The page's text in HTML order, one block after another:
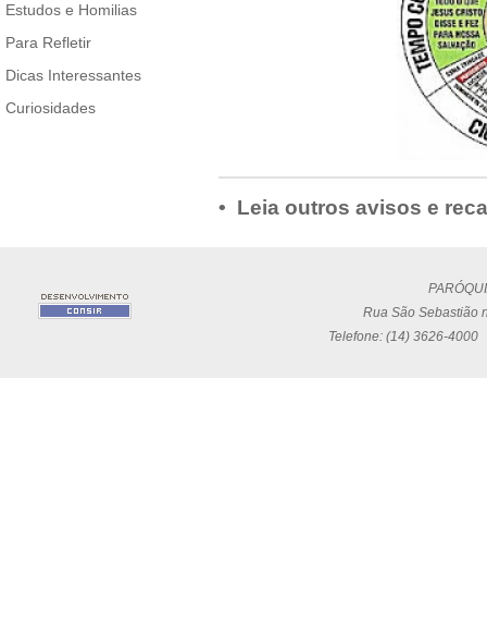
Estudos e Homilias
Para Refletir
Dicas Interessantes
Curiosidades
• Leia outros avisos e
Rua São Sebastião
Telefone: (14) 3626-